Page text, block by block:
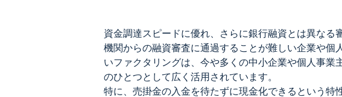
資金調達スピードに優れ、さらに銀行融資とは異なる
機関からの融資審査に通過することが難しい企業や個
いファクタリングは、今や多くの中小企業や個人事業
のひとつとして広く活用されています。
特に、売掛金の入金を待たずに現金化できるという特